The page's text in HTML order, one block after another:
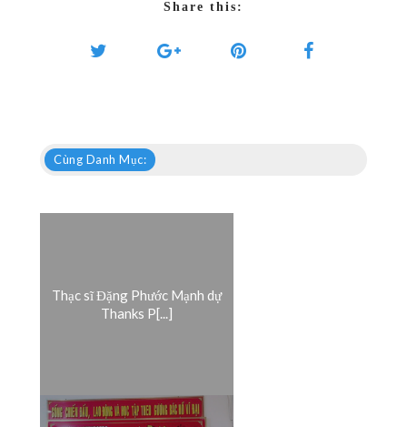
Share this:
Cùng Danh Mục:
Thạc sĩ Đặng Phước Mạnh dự
Thanks P[...]